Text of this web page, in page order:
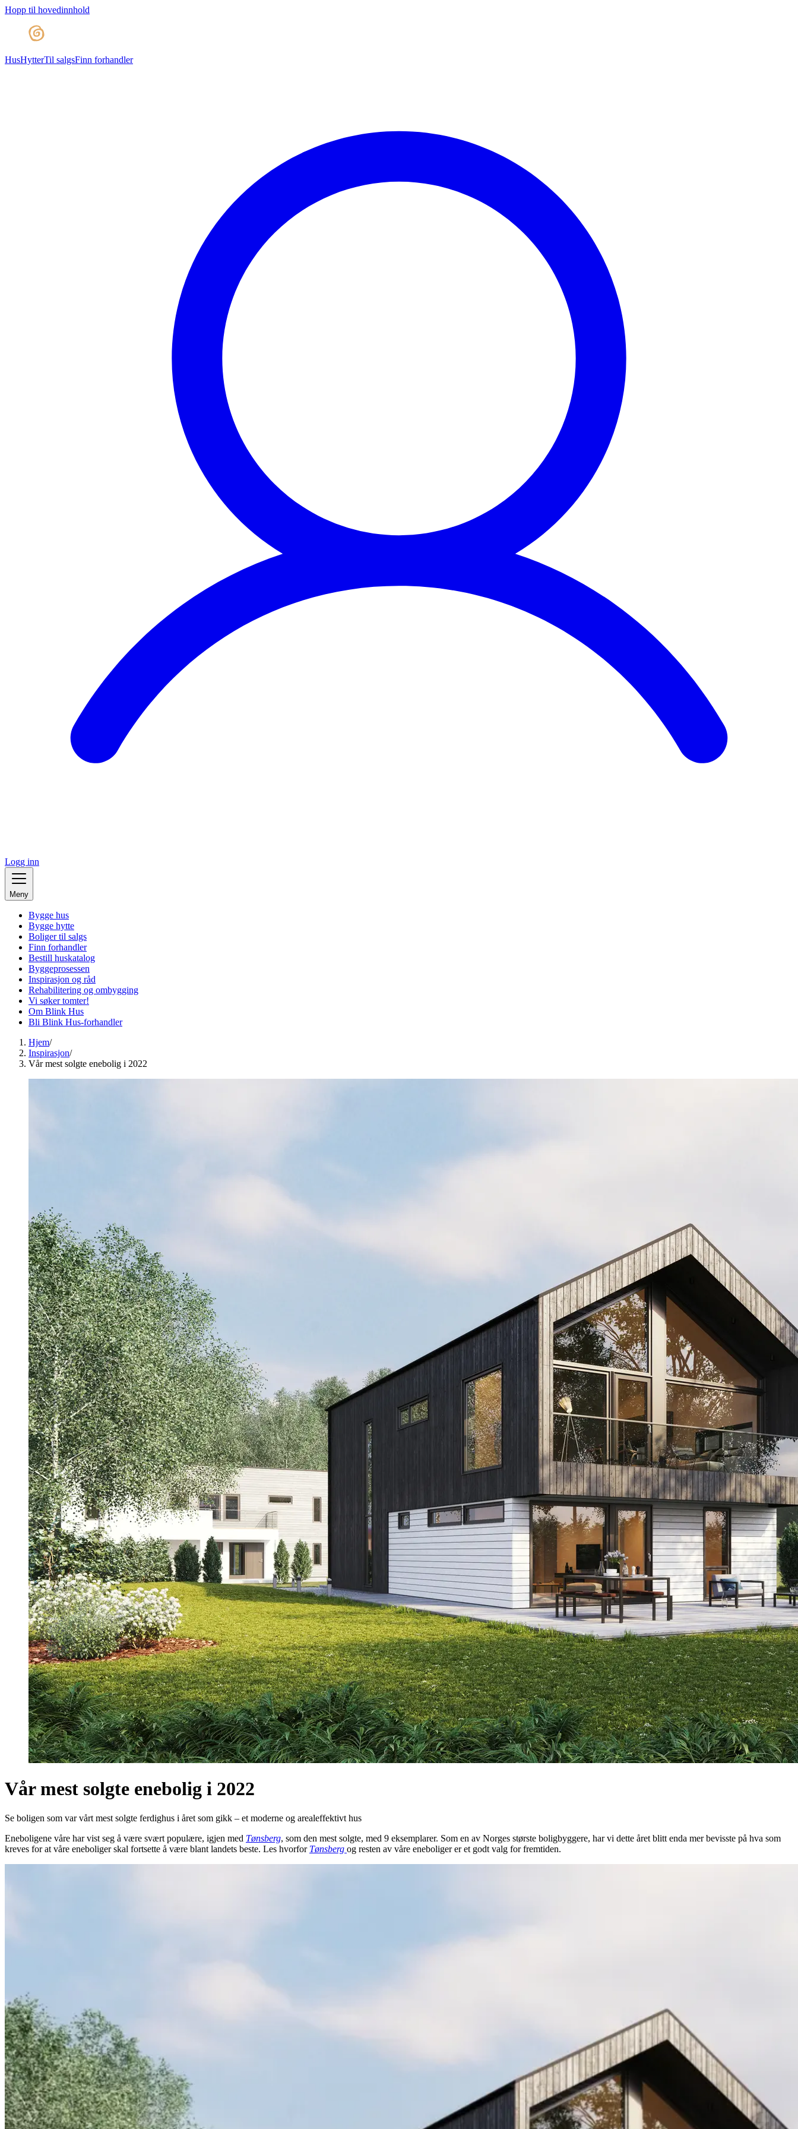
Hopp til hovedinnhold
HusHytterTil salgsFinn forhandler
Logg inn
Meny
Bygge hus
Bygge hytte
Boliger til salgs
Finn forhandler
Bestill huskatalog
Byggeprosessen
Inspirasjon og råd
Rehabilitering og ombygging
Vi søker tomter!
Om Blink Hus
Bli Blink Hus-forhandler
Hjem/
Inspirasjon/
Vår mest solgte enebolig i 2022
Vår mest solgte enebolig i 2022
Se boligen som var vårt mest solgte ferdighus i året som gikk – et moderne og arealeffektivt hus
Eneboligene våre har vist seg å være svært populære, igjen med Tønsberg, som den mest solgte, med 9 eksemplarer. Som en av Norges største boligbyggere, har vi dette året blitt enda mer bevisste på hva som
kreves for at våre eneboliger skal fortsette å være blant landets beste. Les hvorfor Tønsberg og resten av våre eneboliger er et godt valg for fremtiden.